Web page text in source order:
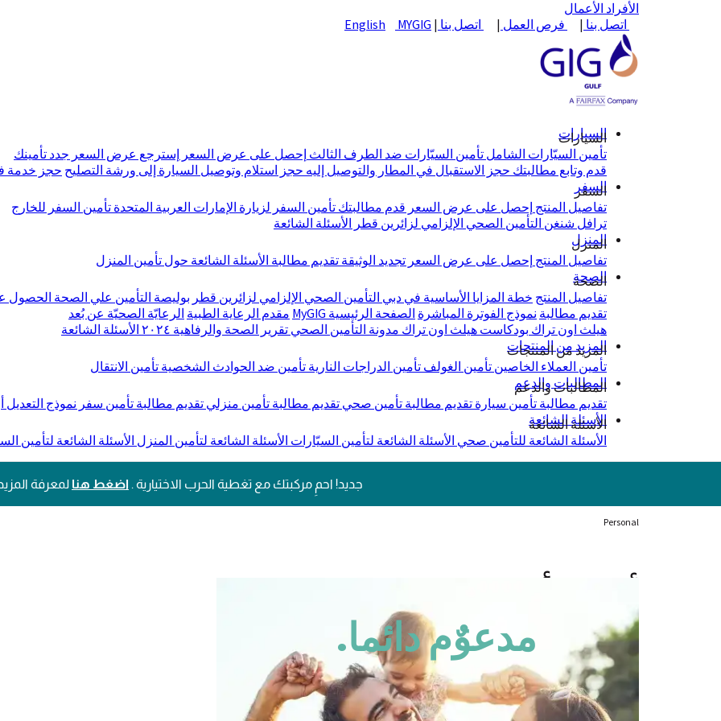
الأفراد الأعمال
اتصل بنا | فرص العمل | اتصل بنا |
English MYGIG
السيارات
السيارات
تأمين السيّارات الشامل تأمين السيّارات ضد الطرف الثالث إحصل على عرض السعر إسترجع عرض السعر جدد تأمينك
قدم وتابع مطالبتك حجز الاستقبال في المطار والتوصيل إليه حجز استلام وتوصيل السيارة إلى ورشة التصليح حجز خدمة
السفر
السفر
تفاصيل المنتج إحصل على عرض السعر قدم مطالبتك تأمين السفر لزيارة الإمارات العربية المتحدة تأمين السفر للخارج
ترافل شنغن التأمين الصحي الإلزامي لزائرين قطر الأسئلة الشائعة
المنزل
المنزل
تفاصيل المنتج إحصل على عرض السعر تجديد الوثيقة تقديم مطالبة الأسئلة الشائعة حول تأمين المنزل
الصحة
الصحة
تفاصيل المنتج خطة المزايا الأساسية في دبي التأمين الصحي الإلزامي لزائرين قطر بوليصة التأمين علي الصحة الحصول
تقديم مطالبة نموذج الفوترة المباشرة الصفحة الرئيسية MyGIG مقدم الرعاية الطبية الرعايّة الصحيّة عن بُعد
هيلث اون تراك بودكاست هيلث اون تراك مدونة التأمين الصحي تقرير الصحة والرفاهية ٢٠٢٤
الأسئلة الشائعة
المزيد من المنتجات
المزيد من المنتجات
تأمين العملاء الخاصين تأمين الغولف تأمين الدراجات النارية تأمين ضد الحوادث الشخصية تأمين الانتقال
المطالبات والدعم
المطالبات والدعم
تقديم مطالبة تأمين سيارة تقديم مطالبة تأمين صحي تقديم مطالبة تأمين منزلي تقديم مطالبة تأمين سفر نموذج التعديل
الأسئلة الشائعة
الأسئلة الشائعة
الأسئلة الشائعة للتأمين صحي الأسئلة الشائعة لتأمين السيّارات الأسئلة الشائعة لتأمين المنزل الأسئلة الشائعة لتأمين
جديد! احمِ مركبتك مع تغطية الحرب الاختيارية . اضغط هنا لمعرفة
Personal
أينما تأخذك الحياة،
نحن
إلى
مدعوٌم دائما.